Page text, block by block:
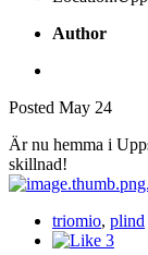
Author
Posted May 24
Är nu hemma i
skillnad!
triomio, plind
3